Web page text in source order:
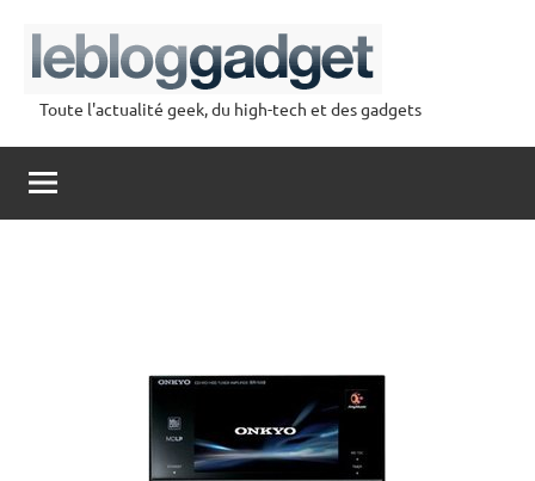
contenu
lebloggadget
Toute l'actualité geek, du high-tech et des gadgets